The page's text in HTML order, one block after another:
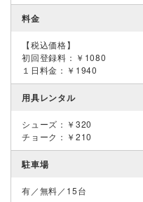
料金
【税込価格】
初回登録料：￥1080
１日料金：￥1940
用具レンタル
シューズ：￥320
チョーク：￥210
駐車場
有／無料／15台